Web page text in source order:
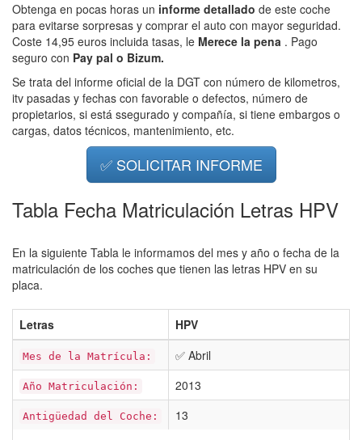
Obtenga en pocas horas un informe detallado de este coche
para evitarse sorpresas y comprar el auto con mayor seguridad.
Coste 14,95 euros incluida tasas, le Merece la pena . Pago
seguro con Pay pal o Bizum.
Se trata del informe oficial de la DGT con número de kilometros,
itv pasadas y fechas con favorable o defectos, número de
propietarios, si está ssegurado y compañía, si tiene embargos o
cargas, datos técnicos, mantenimiento, etc.
✅ SOLICITAR INFORME
Tabla Fecha Matriculación Letras HPV
En la siguiente Tabla le informamos del mes y año o fecha de la
matriculación de los coches que tienen las letras HPV en su
placa.
Letras HPV
Mes de la Matrícula: ✅ Abril
Año Matriculación: 2013
Antigüedad del Coche: 13